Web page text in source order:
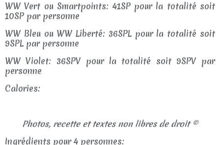
WW Vert ou Smartpoints: 41SP pour la totalité soit
10SP par personne
WW Bleu ou WW Liberté: 36SPL pour la totalité soit
9SPL par personne
WW Violet: 36SPV pour la totalité soit 9SPV par
personne
Calories:
Photos, recette et textes non libres de droit ©
Ingrédients pour 4 personnes: